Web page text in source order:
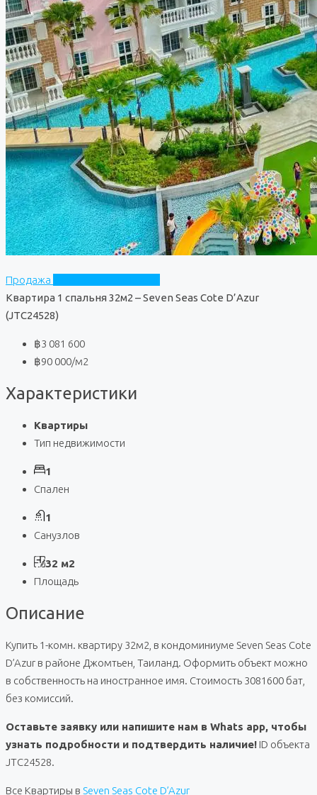
Продажа
Квартира 1 спальня 32м2 – Seven Seas Cote D’Azur
(JTC24528)
฿3 081 600
฿90 000/м2
Характеристики
Квартиры
Тип недвижимости
1
Спален
1
Санузлов
32 м2
Площадь
Описание
Купить 1-комн. квартиру 32м2, в кондоминиуме Seven Seas Cote
D’Azur в районе Джомтьен, Таиланд. Оформить объект можно
в собственность на иностранное имя. Стоимость 3081600 бат,
без комиссий.
Оставьте заявку или напишите нам в Whats app, чтобы
узнать подробности и подтвердить наличие! ID объекта
JTC24528.
Все Квартиры в Seven Seas Cote D’Azur